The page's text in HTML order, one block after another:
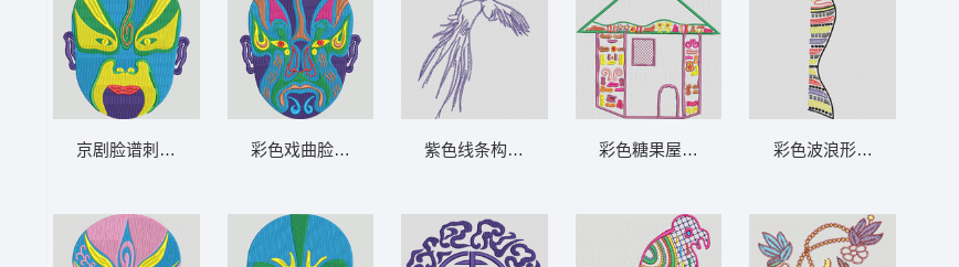
京剧脸谱刺绣图案 脸谱 京剧彩色戏曲脸谱刺绣 脸谱 京剧紫色线条构成的抽象鸟形 鸟彩色糖果屋装饰图案 建筑 家彩色波浪形装饰图案 鱼